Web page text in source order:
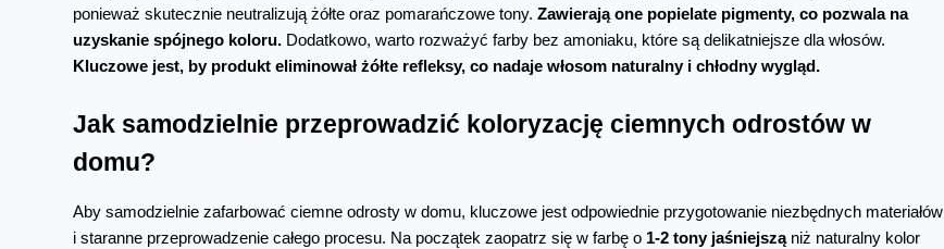
ponieważ skutecznie neutralizują żółte oraz pomarańczowe tony. Zawierają one popielate pigmenty, co pozwala na
uzyskanie spójnego koloru.
Kluczowe jest, by produkt eliminował żółte refleksy, co nadaje włosom naturalny i chłodny wygląd.
Jak samodzielnie przeprowadzić koloryzację ciemnych odrostów w
domu?
Aby samodzielnie zafarbować ciemne odrosty w domu, kluczowe jest odpowiednie przygotowanie niezbędnych materiałów
i staranne przeprowadzenie całego procesu. Na początek zaopatrz się w farbę o 1-2 tony jaśniejszą niż naturalny kolor